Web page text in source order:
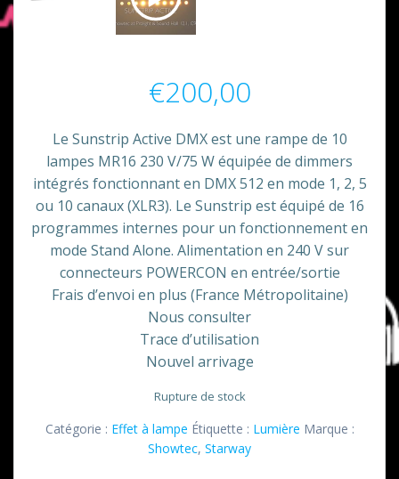
€200,00
Le Sunstrip Active DMX est une rampe de 10
lampes MR16 230 V/75 W équipée de dimmers
intégrés fonctionnant en DMX 512 en mode 1, 2, 5
ou 10 canaux (XLR3). Le Sunstrip est équipé de 16
programmes internes pour un fonctionnement en
mode Stand Alone. Alimentation en 240 V sur
connecteurs POWERCON en entrée/sortie
Frais d’envoi en plus (France Métropolitaine)
Nous consulter
Trace d’utilisation
Nouvel arrivage
Rupture de stock
Catégorie : Effet à lampe Étiquette : Lumière Marque :
Showtec, Starway